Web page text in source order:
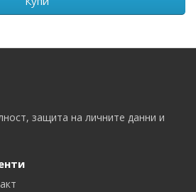
защита на личните данни и